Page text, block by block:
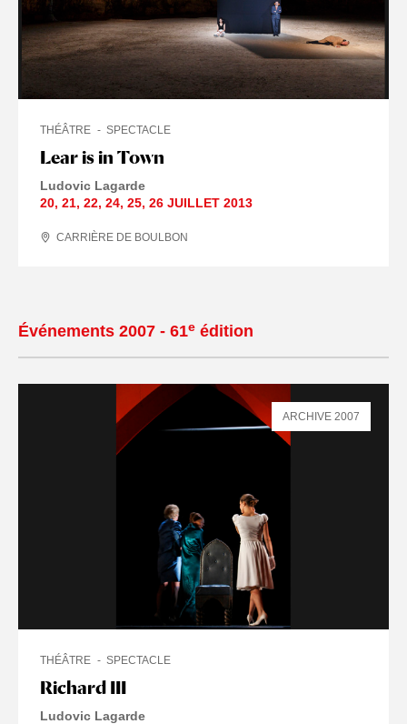
Lear is in Town
THÉÂTRE SPECTACLE
Ludovic Lagarde
20, 21, 22, 24, 25, 26 JUILLET 2013
CARRIÈRE DE BOULBON
Événements 2007 - 61e édition
Richard III
THÉÂTRE SPECTACLE
Ludovic Lagarde
ARCHIVE 2007